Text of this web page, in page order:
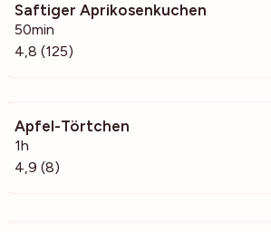
Saftiger Aprikosenkuchen
50min
4,8 (125)
Apfel-Törtchen
1h
4,9 (8)